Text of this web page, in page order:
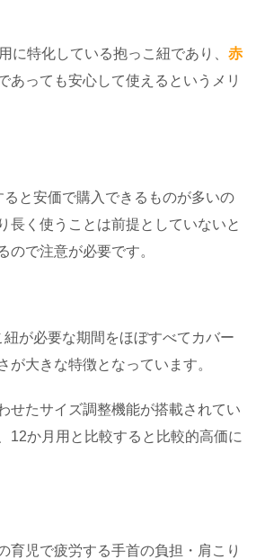
に特化している抱っこ紐であり、 赤
あっても安心して使えるというメリ
ると安価で購入できるものが多いの
長く使うことは前提としていないと
ので注意が必要です。
が必要な期間をほぼすべてカバー
が大きな特徴となっています。
せたサイズ調整機能が搭載されてい
12か月用と比較すると比較的高価に
育児で疲労する手首の負担・肩こり